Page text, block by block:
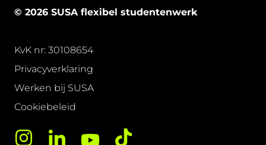
© 2026 SUSA flexibel studentenwerk
KvK nr: 30108654
Privacyverklaring
Werken bij SUSA
Cookiebeleid